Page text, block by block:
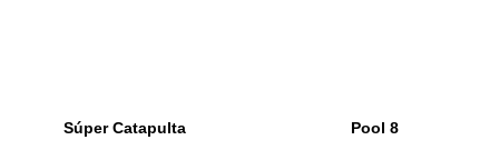
Súper Catapulta Pool 8